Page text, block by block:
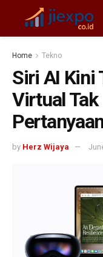
Home Tekno
Siri AI Kini
Virtual
by Herz Wijaya